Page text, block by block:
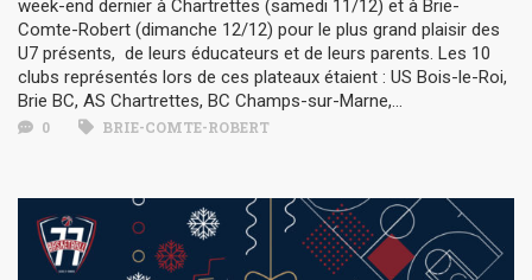
week-end dernier à Chartrettes (samedi 11/12) et à Brie-
Comte-Robert (dimanche 12/12) pour le plus grand plaisir des
U7 présents, de leurs éducateurs et de leurs parents. Les 10
clubs représentés lors de ces plateaux étaient : US Bois-le-Roi,
Brie BC, AS Chartrettes, BC Champs-sur-Marne,...
0 BRIE-COMTE-ROBERT